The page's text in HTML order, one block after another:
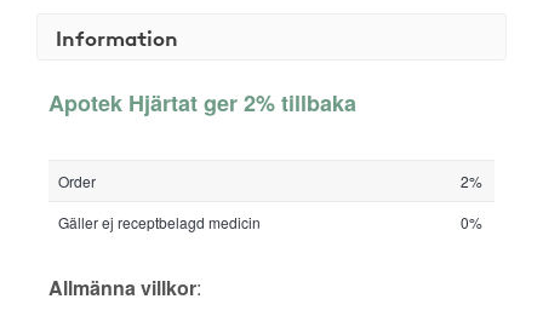
Information
Apotek Hjärtat ger 2% tillbaka
Order
2%
Gäller ej receptbelagd medicin
0%
Allmänna villkor: